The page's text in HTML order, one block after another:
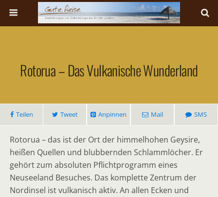
Rotorua – Das Vulkanische Wunderland
Teilen Tweet Anpinnen Mail SMS
Rotorua – das ist der Ort der himmelhohen Geysire,
heißen Quellen und blubbernden Schlammlöcher. Er
gehört zum absoluten Pflichtprogramm eines
Neuseeland Besuches. Das komplette Zentrum der
Nordinsel ist vulkanisch aktiv. An allen Ecken und